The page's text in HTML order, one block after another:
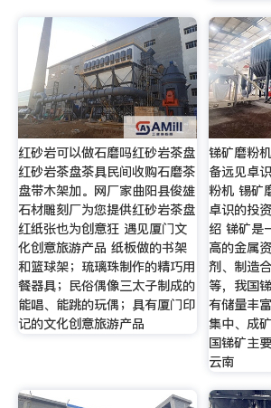
红砂岩可以做石磨吗红砂岩茶盘
红砂岩茶盘茶具民间收购石磨茶
盘带木架加。网厂家曲阳县俊雄
石材雕刻厂为您提供红砂岩茶盘
红纸张也为创意狂 遇见厦门文
化创意旅游产品 纸板做的书架
和篮球架；琉璃珠制作的精巧用
餐器具；民俗偶像三太子制成的
能唱、能跳的玩偶；具有厦门印
记的文化创意旅游产品
锑矿磨粉
备远见卓
粉机 锡矿
卓识的投
绍 锑矿是
高的金属
剂、制造
等，我国
有储量丰
集中、成
国锑矿主
云南